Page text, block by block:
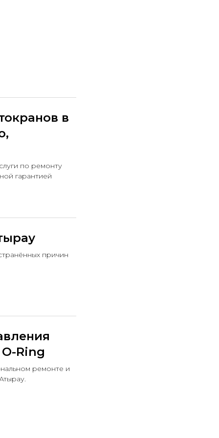
в
по ремонту
гарантией
причин
Ring
ремонте и